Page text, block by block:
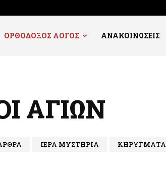
ΟΡΘΟΔΟΞΟΣ ΛΟΓΟΣ ΑΝΑΚΟΙΝΩΣΕΙΣ
ΑΓΙΩΝ
ΙΕΡΑ ΜΥΣΤΗΡΙΑ ΚΗΡΥΓΜΑΤΑ